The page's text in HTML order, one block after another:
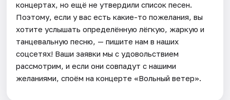
концертах, но ещё не утвердили список песен.
Поэтому, если у вас есть какие-то пожелания, вы
хотите услышать определённую лёгкую, жаркую и
танцевальную песню, — пишите нам в наших
соцсетях! Ваши заявки мы с удовольствием
рассмотрим, и если они совпадут с нашими
желаниями, споём на концерте «Вольный ветер».